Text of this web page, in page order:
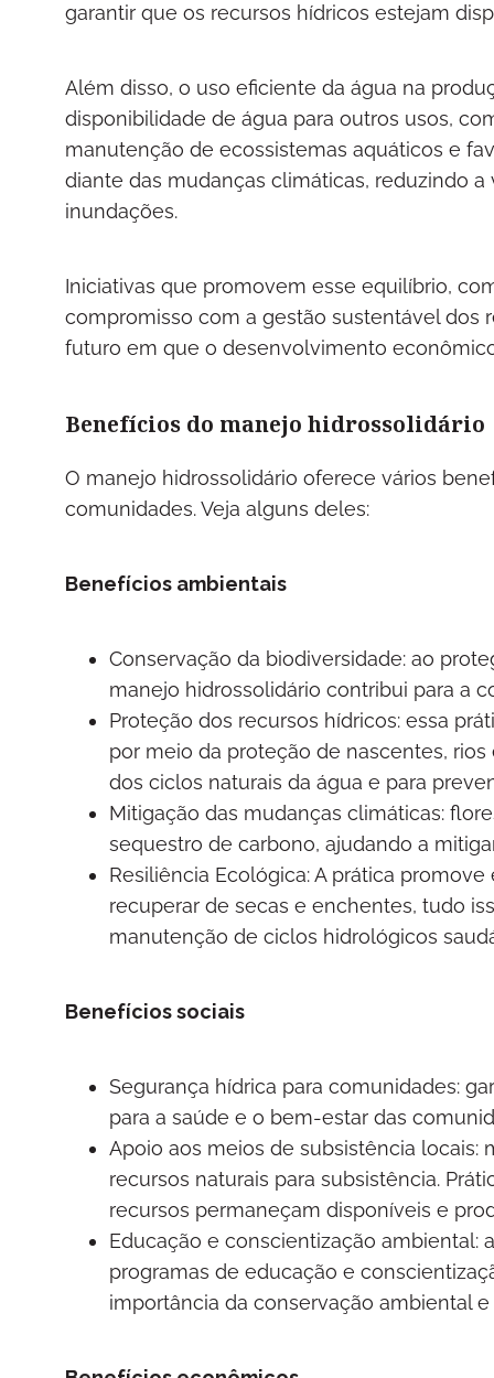
garantir que os recursos hídricos estejam
Além disso, o uso eficiente da água na
disponibilidade de água para outros usos,
manutenção de ecossistemas aquáticos e
diante das mudanças climáticas, reduzindo
inundações.
Iniciativas que promovem esse equilíbrio,
compromisso com a gestão sustentável dos
futuro em que o desenvolvimento
Benefícios do manejo hidrossolidário
O manejo hidrossolidário oferece vários
comunidades. Veja alguns deles:
Benefícios ambientais
Conservação da biodiversidade: ao
manejo hidrossolidário contribui para a
Proteção dos recursos hídricos: essa
por meio da proteção de nascentes,
dos ciclos naturais da água e para
Mitigação das mudanças climáticas:
sequestro de carbono, ajudando a
Resiliência Ecológica: A prática
recuperar de secas e enchentes, tudo
manutenção de ciclos hidrológicos
Benefícios sociais
Segurança hídrica para comunidades:
para a saúde e o bem-estar das
Apoio aos meios de subsistência
recursos naturais para subsistência.
recursos permaneçam disponíveis e
Educação e conscientização
programas de educação e
importância da conservação ambiental